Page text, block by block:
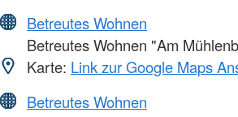
Betreutes Wohnen
Betreutes Wohnen "Am
Karte: Link zur Google Maps
Betreutes Wohnen